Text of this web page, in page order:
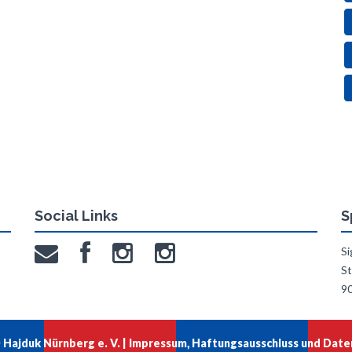
Social Links
Nürnberg e. V. | Impressum, Haftungsausschluss und